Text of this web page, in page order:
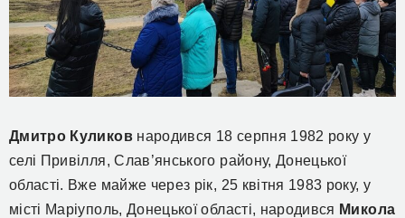
Дмитро Куликовнародився 18 серпня 1982 року у
селі Привілля, Слав’янського району, Донецької
області. Вже майже через рік, 25 квітня 1983 року, у
місті Маріуполь, Донецької області, народився Микола